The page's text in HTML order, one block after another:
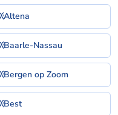
Altena
Baarle-Nassau
Bergen op Zoom
Best